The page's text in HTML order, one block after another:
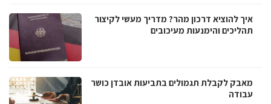
איך להוציא דרכון מהר? מדריך מעשי לקיצור
תהליכים והימנעות מעיכובים
מאבק לקבלת תגמולים בתביעות אובדן כושר
עבודה